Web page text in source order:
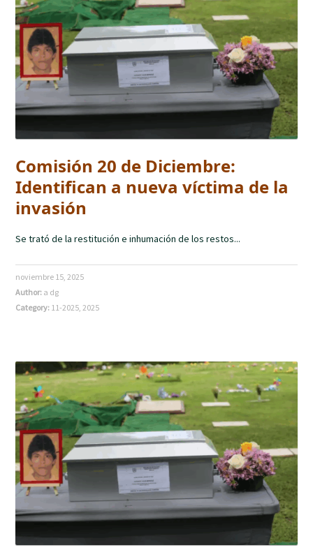
Comisión 20 de Diciembre:
Identifican a nueva víctima de la
invasión
Se trató de la restitución e inhumación de los restos...
noviembre 15, 2025
Author: a dg
Category: 11-2025 ,2025